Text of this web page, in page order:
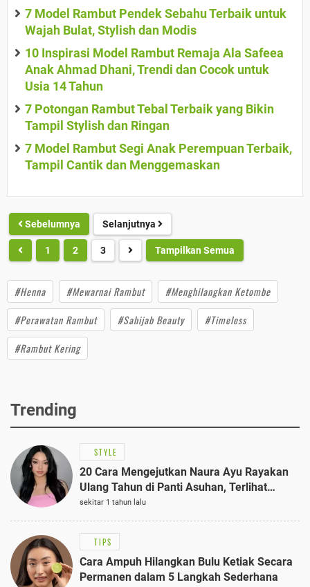
7 Model Rambut Pendek Sebahu Terbaik untuk
Wajah Bulat, Stylish dan Modis
10 Inspirasi Model Rambut Remaja Ala Safeea
Anak Ahmad Dhani, Trendi dan Cocok untuk
Usia 14 Tahun
7 Potongan Rambut Tebal Terbaik yang Bikin
Tampil Stylish dan Ringan
7 Model Rambut Segi Anak Perempuan Terbaik,
Tampil Cantik dan Menggemaskan
Sebelumnya Selanjutnya
1 2 3 Tampilkan Semua
#Henna #Mewarnai Rambut
#Menghilangkan Ketombe
#Perawatan Rambut
#Sahijab Beauty
#Timeless
#Rambut Kering
Trending
STYLE
20 Cara Mengejutkan Naura Ayu Rayakan
Ulang Tahun di Panti Asuhan, Terlihat
Anggun dengan Kaftan Cokelat
sekitar 1 tahun lalu
TIPS
Cara Ampuh Hilangkan Bulu Ketiak Secara
Permanen dalam 5 Langkah Sederhana